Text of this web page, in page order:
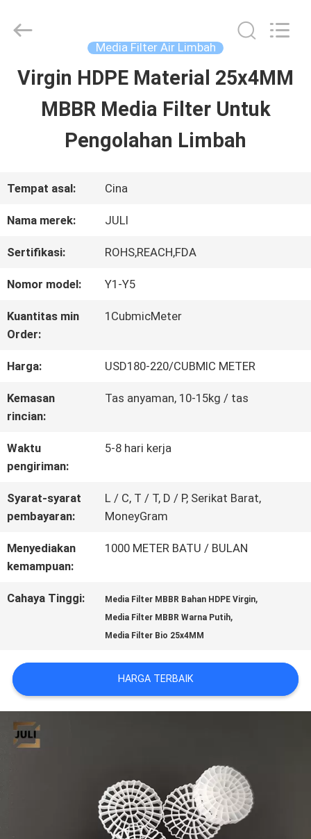
RUMAH
PRODUK
TENTANG
KAMI
PABRIK
KUALITAS
KAMI
MINTA
KUTIPAN
SITEMAP
PRIVASI
Plastic
CO.,LTD.
Reserved.
Developed
Media Filter Air Limbah
Virgin HDPE Material 25x4MM
MBBR Media Filter Untuk
Pengolahan Limbah
Tempat asal: Cina
Nama merek: JULI
Sertifikasi: ROHS,REACH,FDA
Nomor model: Y1-Y5
Kuantitas min
Order:
1CubmicMeter
Harga: USD180-220/CUBMIC METER
Kemasan
rincian:
Tas anyaman, 10-15kg / tas
Waktu
pengiriman:
5-8 hari kerja
Syarat-syarat
pembayaran:
L / C, T / T, D / P, Serikat Barat,
MoneyGram
Menyediakan
kemampuan:
1000 METER BATU / BULAN
Cahaya Tinggi: Media Filter MBBR Bahan HDPE Virgin,
Media Filter MBBR Warna Putih,
Media Filter Bio 25x4MM
HARGA TERBAIK